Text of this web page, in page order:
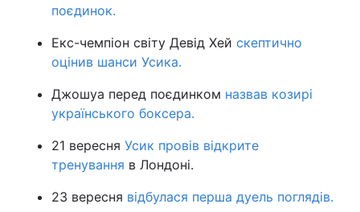
поєдинок.
Екс-чемпіон світу Девід Хей скептично
оцінив шанси Усика.
Джошуа перед поєдинком назвав козирі
українського боксера.
21 вересня Усик провів відкрите
тренування в Лондоні.
23 вересня відбулася перша дуель поглядів.